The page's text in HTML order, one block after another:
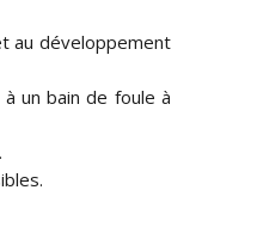
au développement
un bain de foule à